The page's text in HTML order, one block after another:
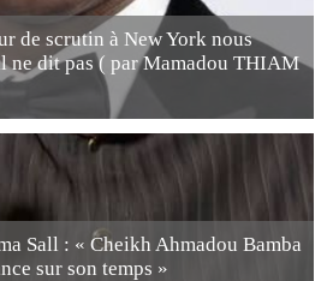
de scrutin à New York nous
ne dit pas ( par Mamadou THIAM
Sall : « Cheikh Ahmadou Bamba
sur son temps »